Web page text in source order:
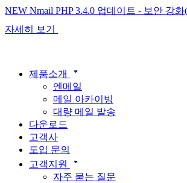
NEW Nmail PHP 3.4.0 업데이트 - 보안 강
자세히 보기
제품소개
엔메일
메일 아카이빙
대량 메일 발송
다운로드
고객사
도입 문의
고객지원
자주 묻는 질문